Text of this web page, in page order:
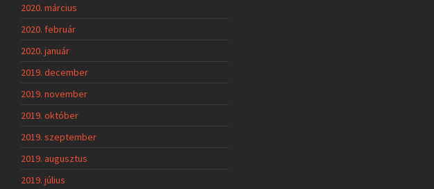
2020. március
2020. február
2020. január
2019. december
2019. november
2019. október
2019. szeptember
2019. augusztus
2019. július